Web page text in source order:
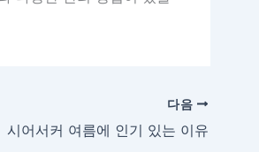
다음
시어서커 여름에 인기 있는 이유